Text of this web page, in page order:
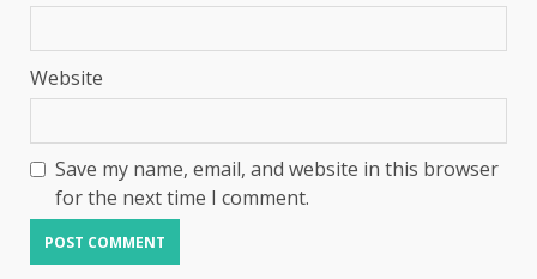
Website
Save my name, email, and website in this browser
for the next time I comment.